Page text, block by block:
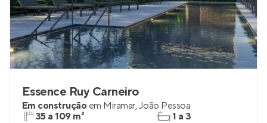
Essence Ruy Carneiro
Em construção em Miramar,João Pessoa
35 a 109 m²
1 a 3